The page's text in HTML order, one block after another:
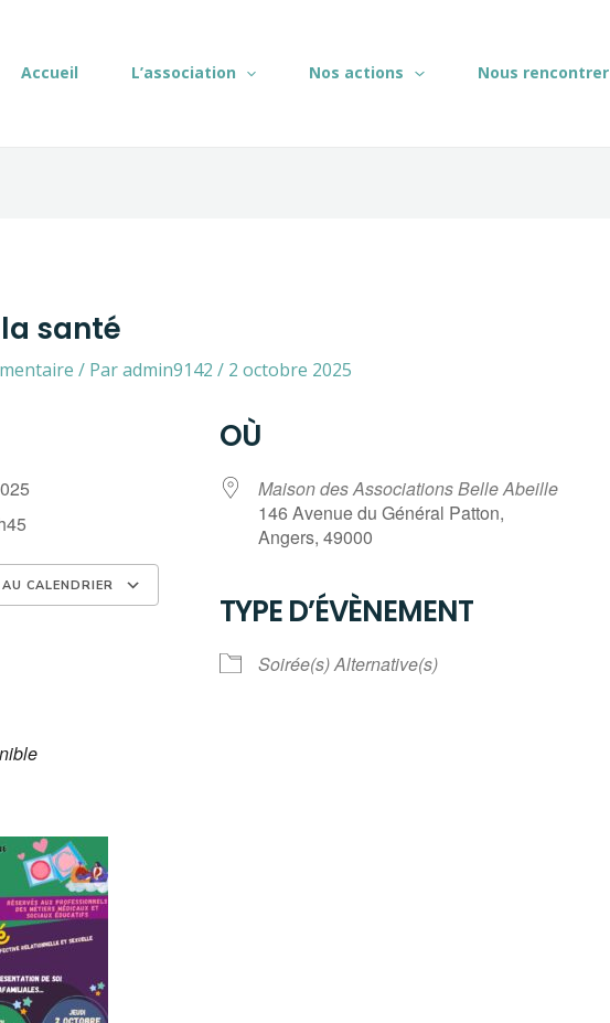
Accueil L’association Nos actions Nous rencontrer
santé
/ Paradmin9142 / 2 octobre 2025
CALENDRIER
Calendrier Google iCalendar
OÙ
Maison des Associations Belle Abeille
146 Avenue du Général Patton,
Angers, 49000
TYPE D’ÉVÈNEMENT
Soirée(s) Alternative(s)